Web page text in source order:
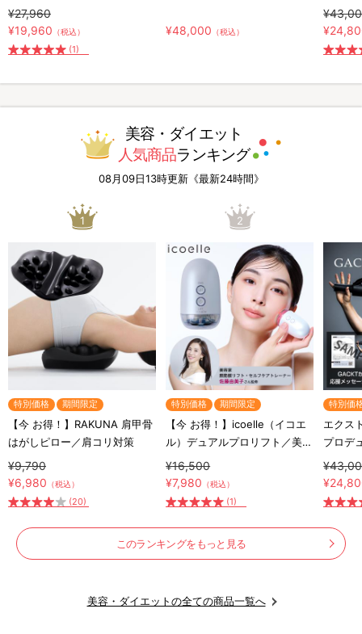
¥27,960
¥19,960 （税込）
(1)
¥48,000 （税込）
美容・ダイエット
人気商品ランキング
08月09日13時更新《最新24時間》
1
特別価格 期間限定
【今 お得！】RAKUNA 肩甲骨
はがしピロー／肩コリ対策
¥9,790
¥6,980 （税込）
(20)
2
特別価格 期間限定
【今 お得！】icoelle（イコエ
ル）デュアルプロリフト／美顔
器
¥16,500
¥7,980 （税込）
(1)
特別価
エクス
プロデ
ート器
このランキングをもっと見る
美容・ダイエットの全ての商品一覧へ